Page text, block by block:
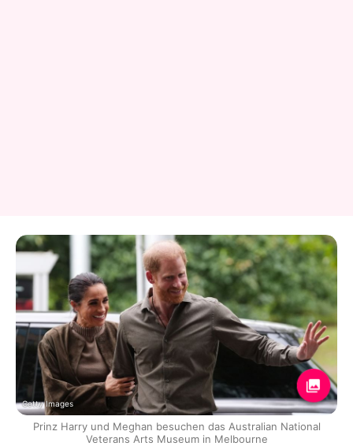
Getty Images
Prinz Harry und Meghan besuchen das Australian National
Veterans Arts Museum in Melbourne